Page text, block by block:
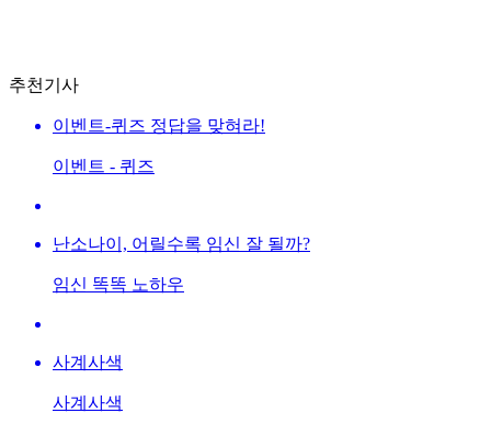
추천기사
이벤트-퀴즈 정답을 맞혀라!
이벤트 - 퀴즈
난소나이, 어릴수록 임신 잘 될까?
임신 똑똑 노하우
사계사색
사계사색